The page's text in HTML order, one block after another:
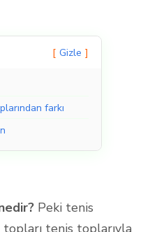
Gizle
farkı
Peki tenis
topları tenis toplarıyla